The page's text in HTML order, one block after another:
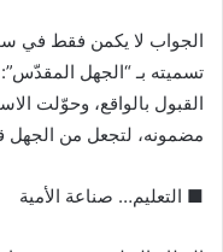
الجواب لا يكمن فقط في
تسميته بـ “الجهل
القبول بالواقع، وحوّلت
مضمونه، لتجعل من الجهل
■ التعليم… صناعة الأمية